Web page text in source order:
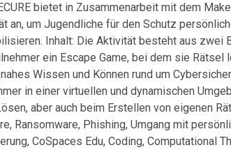
bietet in Zusammenarbeit mit dem
an, um Jugendliche für den Schutz
Inhalt: Die Aktivität besteht aus zwei
ein Escape Game, bei dem sie
Wissen und Können rund um
in einer virtuellen und dynamischen
aber auch beim Erstellen von eigenen
Ransomware, Phishing, Umgang mit
CoSpaces Edu, Coding, Computational